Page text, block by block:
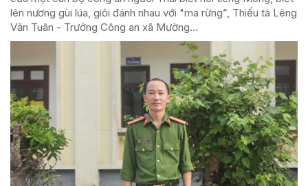
lên nương gùi lúa, giỏi đánh nhau với "ma rừng”, Thiếu tá Lèng
Văn Tuân - Trưởng Công an xã Mường...